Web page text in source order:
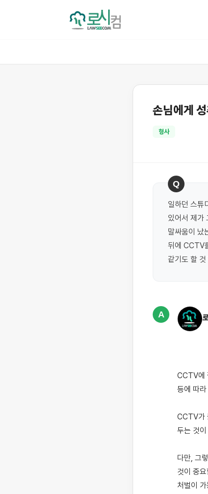
손님에게
형사
Q
일하던 스튜
있어서 제가
말싸움이 났
뒤에 CCTV
같기도 할
A
CCTV에
등에 따
CCTV가
두는 것
다만, 그
것이 중
처벌이